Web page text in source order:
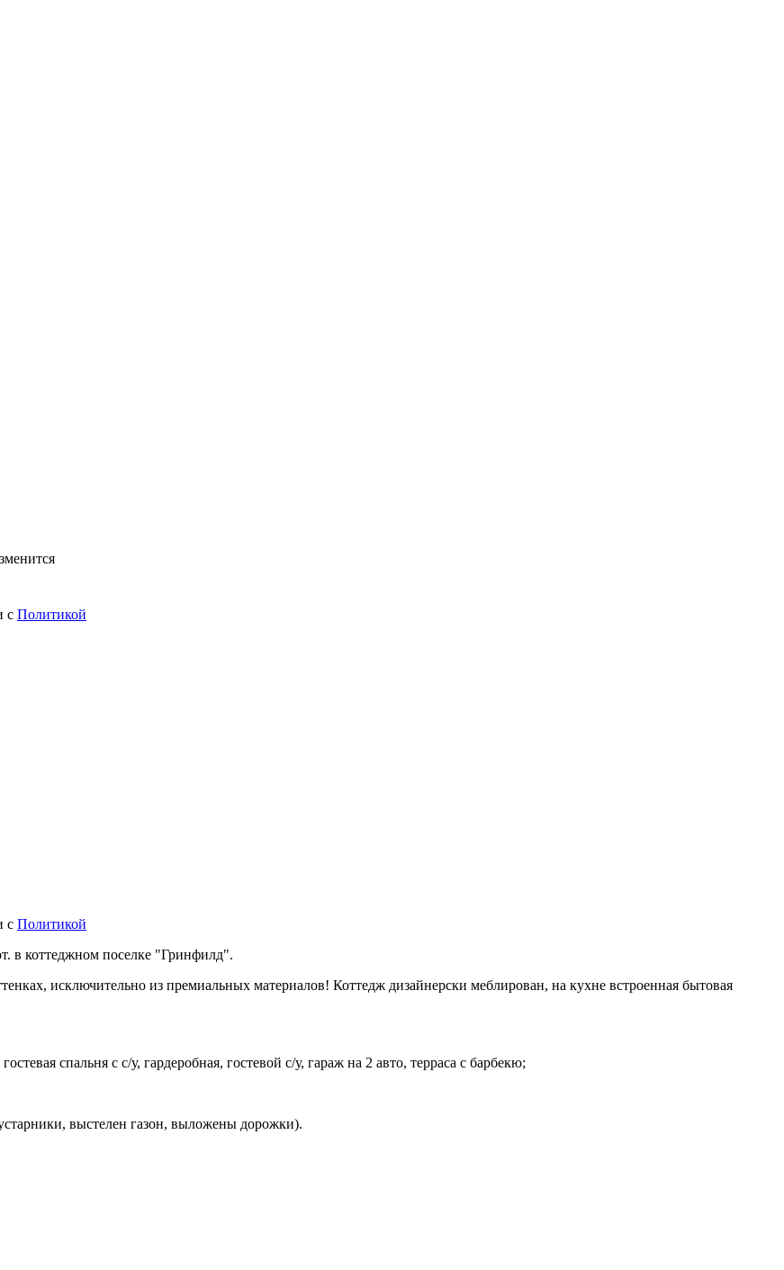
с Политикой
с Политикой
в коттеджном поселке "Гринфилд".
исключительно из премиальных материалов! Коттедж дизайнерски меблирован, на кухне встроенная бытовая
спальня с с/у, гардеробная, гостевой с/у, гараж на 2 авто, терраса с барбекю;
выстелен газон, выложены дорожки).